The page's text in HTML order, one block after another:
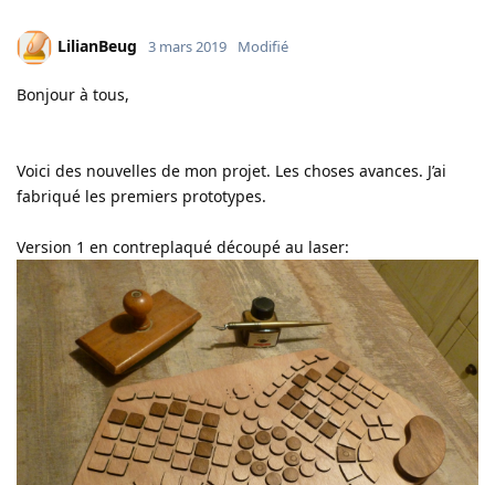
LilianBeug 3 mars 2019 Modifié
Bonjour à tous,
Voici des nouvelles de mon projet. Les choses avances. J’ai
fabriqué les premiers prototypes.
Version 1 en contreplaqué découpé au laser: